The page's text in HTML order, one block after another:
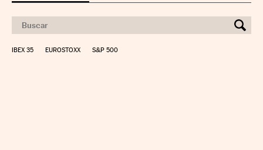
IBEX 35 EUROSTOXX S&P 500